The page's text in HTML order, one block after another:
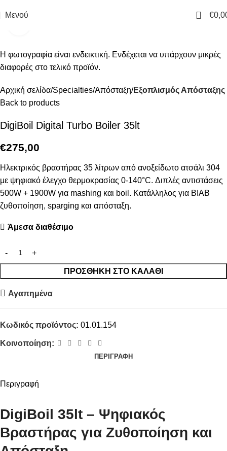
Μενού 0 €
Αρχική σελίδα Specialties Απόσταξη Εξοπλισμός Απόσταξης
Back to products
DigiBoil Digital Turbo Boiler 35lt
€275,00
Ηλεκτρικός βραστήρας 35 λίτρων από ανοξείδωτο ατσάλι 304
με ψηφιακό έλεγχο θερμοκρασίας 0-140°C. Διπλές αντιστάσεις
500W + 1900W για mashing και boil. Κατάλληλος για BIAB
ζυθοποίηση, sparging και απόσταξη.
Άμεσα διαθέσιμο
ΠΡΟΣΘΉΚΗ ΣΤΟ ΚΑΛΆΘΙ
Αγαπημένα
Κωδικός προϊόντος: 01.01.154
Κοινοποίηση:
ΠΕΡΙΓΡΑΦΉ
Περιγραφή
DigiBoil 35lt – Ψηφιακός
Βραστήρας για Ζυθοποίηση και